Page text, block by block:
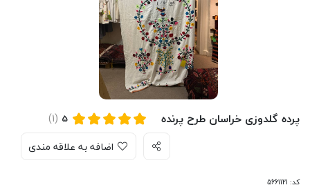
پرده گلدوزی خراسان طرح پرنده 5
(1)
اضافه به علاقه مندی
کد: 5661121